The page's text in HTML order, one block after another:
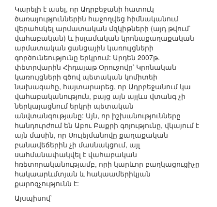
Կարելի է ասել, որ Ադրբեջանի հատուկ
ծառայություններին հաջողվեց հիմնականում
վերահսկել արմատական մզկիթների (այդ թվում`
վահաբական) և իսլամական կրոնաքաղաքական
արմատական ցանցային կառույցների
գործունեությունը երկրում: Արդեն 2007թ.
փետրվարին Հիդայաթ Օրուջովը՝ Կրոնական
կառույցների գծով պետական կոմիտեի
նախագահը, հայտարարեց, որ Ադրբեջանում կա
վահաբականություն, բայց այն այլևս վտանգ չի
ներկայացնում երկրի պետական
անվտանգությանը: Այն, որ իշխանությունները
հանդուրժում են Աբու Բաքրի գոյությունը, վկայում է
այն մասին, որ Սուլեյմանովը քաղաքական
բանավեճերին չի մասնակցում, այլ
սահմանափակվել է վահաբական
հռետորականությամբ, որի կարևոր բաղկացուցիչը
հակաարևմտյան և հակաամերիկյան
քարոզչությունն է:
Այսպիսով`